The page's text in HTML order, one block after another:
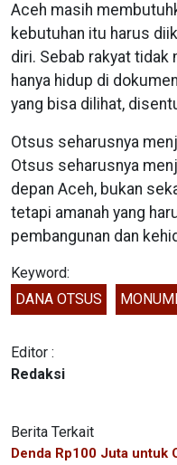
Aceh masih
kebutuhan itu harus
diri. Sebab rakyat tidak
hanya hidup di
yang bisa dilihat,
Otsus seharusnya
Otsus seharusnya
depan Aceh, bukan
tetapi amanah yang
pembangunan dan
Keyword:
DANA OTSUS
Editor :
Redaksi
Berita Terkait
Denda Rp100 Juta untuk